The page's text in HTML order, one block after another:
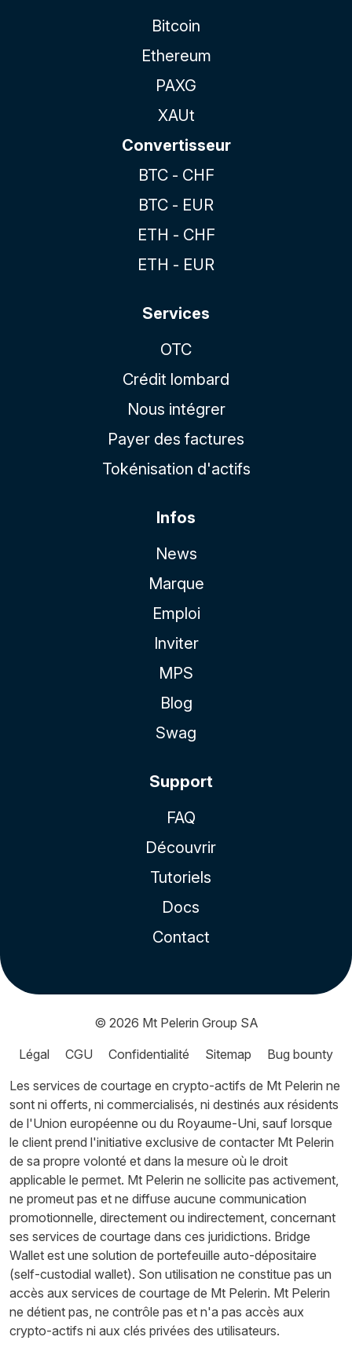
Bitcoin
Ethereum
PAXG
XAUt
Convertisseur
BTC - CHF
BTC - EUR
ETH - CHF
ETH - EUR
Services
OTC
Crédit lombard
Nous intégrer
Payer des factures
Tokénisation d'actifs
Infos
News
Marque
Emploi
Inviter
MPS
Blog
Swag
Support
FAQ
Découvrir
Tutoriels
Docs
Contact
© 2026 Mt Pelerin Group SA
Légal
CGU Confidentialité Sitemap
Bug bounty
Les services de courtage en crypto-actifs de Mt Pelerin ne
sont ni offerts, ni commercialisés, ni destinés aux résidents
de l'Union européenne ou du Royaume-Uni, sauf lorsque
le client prend l'initiative exclusive de contacter Mt Pelerin
de sa propre volonté et dans la mesure où le droit
applicable le permet. Mt Pelerin ne sollicite pas activement,
ne promeut pas et ne diffuse aucune communication
promotionnelle, directement ou indirectement, concernant
ses services de courtage dans ces juridictions. Bridge
Wallet est une solution de portefeuille auto-dépositaire
(self-custodial wallet). Son utilisation ne constitue pas un
accès aux services de courtage de Mt Pelerin. Mt Pelerin
ne détient pas, ne contrôle pas et n'a pas accès aux
crypto-actifs ni aux clés privées des utilisateurs.